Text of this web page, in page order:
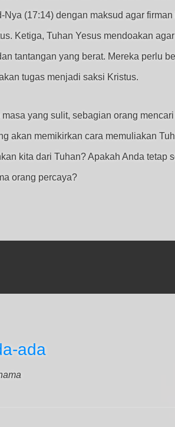
(17:14) dengan maksud agar
Ketiga, Tuhan Yesus mendoakan
tantangan yang berat. Mereka perlu
tugas menjadi saksi Kristus.
yang sulit, sebagian orang
akan memikirkan cara memuliakan
kita dari Tuhan? Apakah Anda tetap
orang percaya?
ada